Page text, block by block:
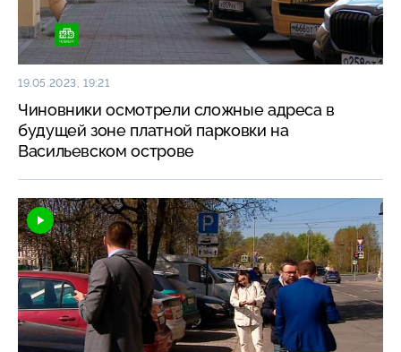
19.05.2023, 19:21
Чиновники осмотрели сложные адреса в
будущей зоне платной парковки на
Васильевском острове